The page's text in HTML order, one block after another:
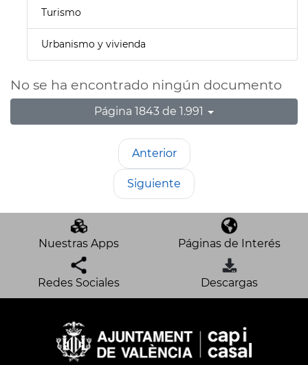
Turismo
Urbanismo y vivienda
No se ha encontrado ningún documento
Página 1843 de 1.991
Anterior
Siguiente
Nuestras Apps Páginas de Interés
Redes Sociales Descargas